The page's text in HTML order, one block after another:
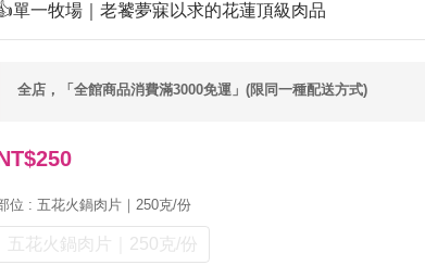
單一牧場｜老饕夢寐以求的花蓮頂級肉品
全店，「全館商品消費滿3000免運」(限同一種配送方式)
位 : 五花火鍋肉片｜250克/份
五花火鍋肉片｜250克/份